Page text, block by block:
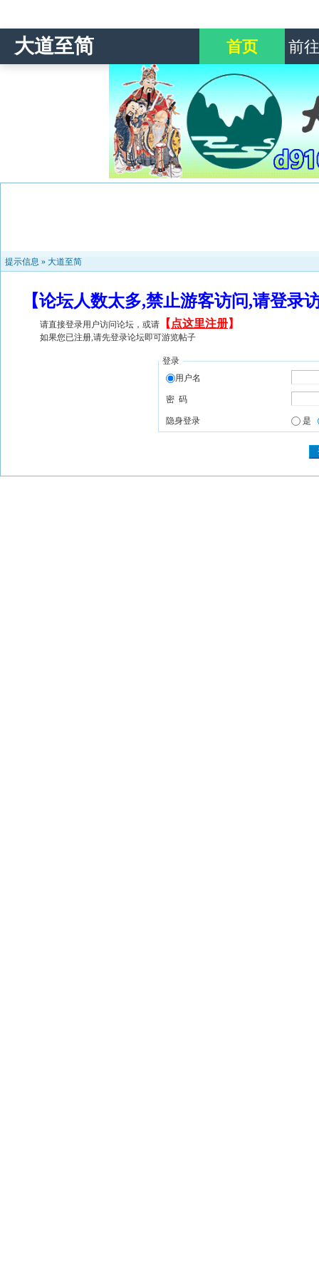
大道至简 首页 前
提示信息 » 大道至简
【论坛人数太多,禁止游客访问,请登
请直接登录用户访问论坛，或请 【 点这里注册】
如果您已注册,请先登录论坛即可游览帖子
登录
用户名
密 码
隐身登录 是